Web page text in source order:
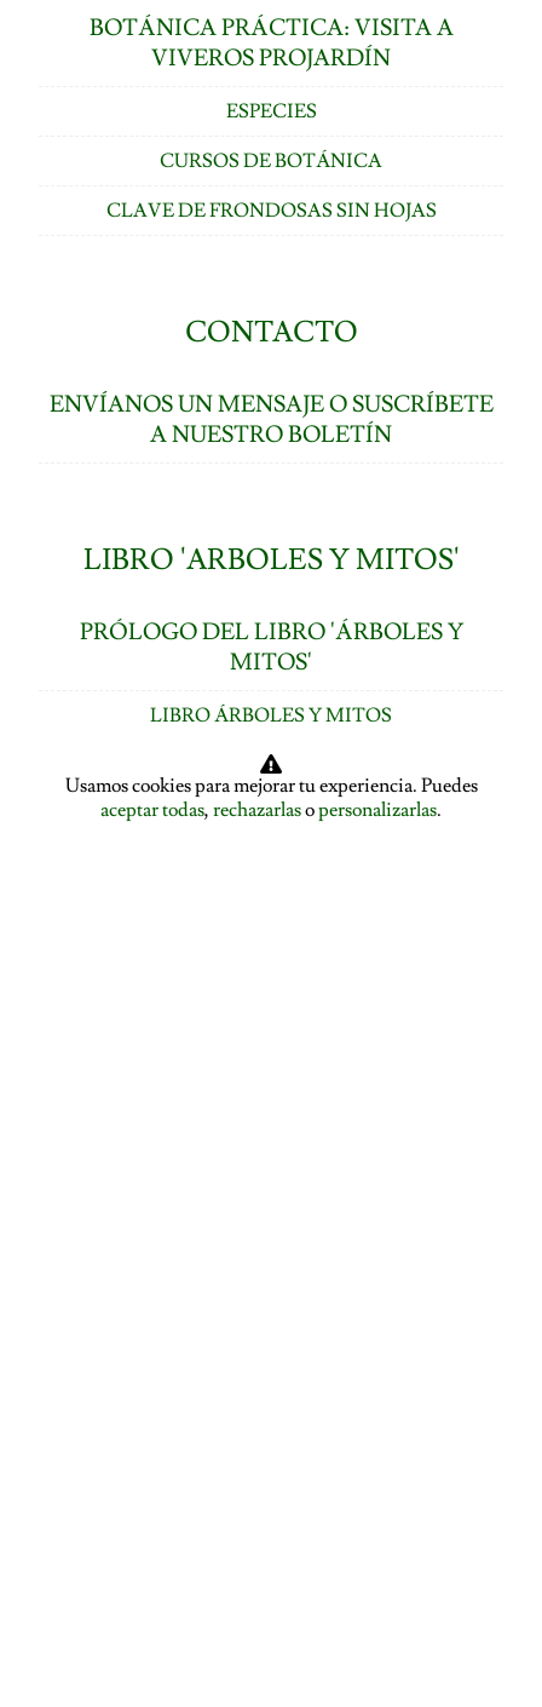
BOTÁNICA PRÁCTICA: VISITA A
VIVEROS PROJARDÍN
ESPECIES
CURSOS DE BOTÁNICA
CLAVE DE FRONDOSAS SIN HOJAS
CONTACTO
ENVÍANOS UN MENSAJE O SUSCRÍBETE
A NUESTRO BOLETÍN
LIBRO 'ARBOLES Y MITOS'
PRÓLOGO DEL LIBRO 'ÁRBOLES Y
MITOS'
LIBRO ÁRBOLES Y MITOS
ÍNDICE DE CAPÍTULOS
LOS ÁRBOLES HABLAN: ASAMBLEA ARBÓREA
Usamos cookies para mejorar tu experiencia. Puedes
aceptar todas, rechazarlasopersonalizarlas.